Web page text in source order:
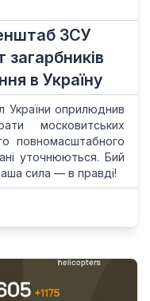
ЗСУ
загарбників
в Україну
України оприлюднив
московитських
повномасштабного
уточнюються. Бий
сила — в правді!